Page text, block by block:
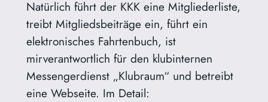
Natürlich führt der KKK eine Mitgliederliste,
treibt Mitgliedsbeiträge ein, führt ein
elektronisches Fahrtenbuch, ist
mirverantwortlich für den klubinternen
Messengerdienst „Klubraum“ und betreibt
eine Webseite. Im Detail: